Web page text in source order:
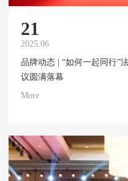
21
2025.06
品牌动态 | “如何一起同行”
议圆满落幕
More